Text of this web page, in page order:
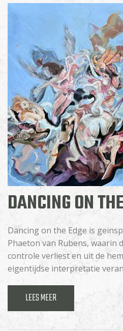
DANCING ON
Dancing on the Edge is
Phaeton van Rubens, waarin
controle verliest en uit de
eigentijdse interpretatie
LEES MEER